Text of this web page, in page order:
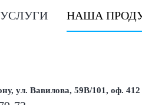
УСЛУГИ НАША
ул. Вавилова, 59В/101, оф. 412